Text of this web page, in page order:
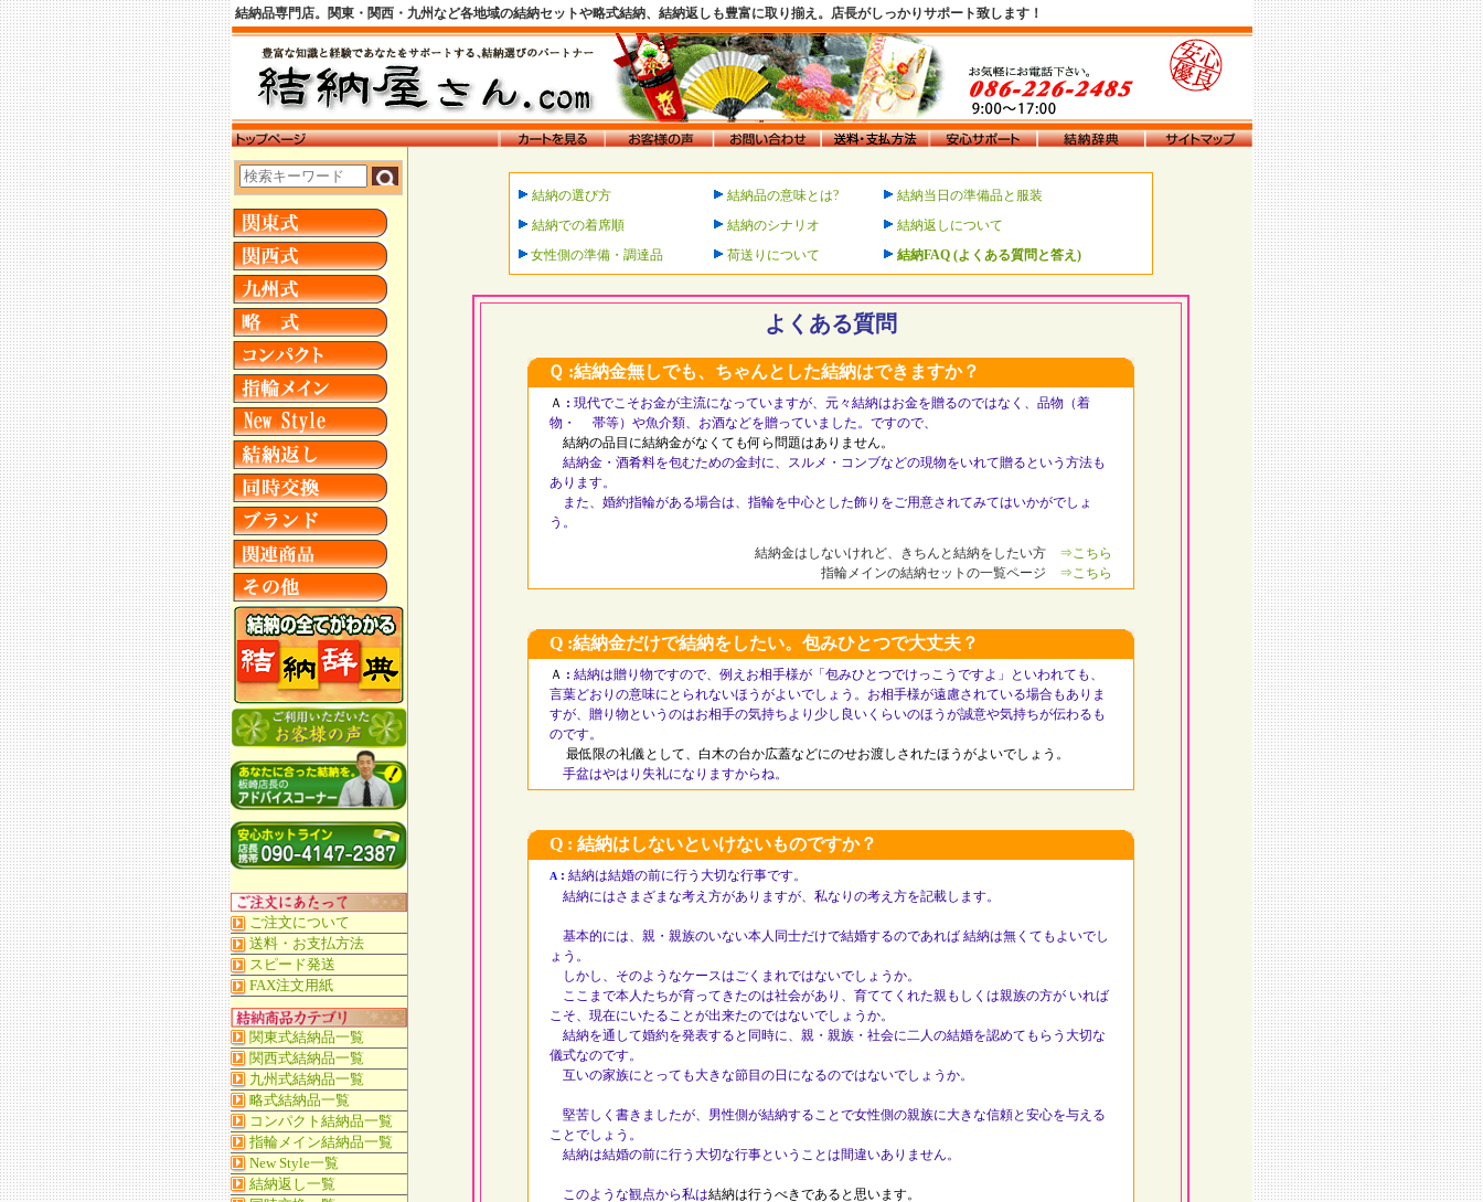
結納品専門店。関東・関西・九州など各地域の結納セットや略式結納、結納返しも豊富に取り揃え。店長がしっかりサポート致します！
結納の選び方 結納品の意味とは?
結納当日の準備品と服装
結納での着席順
結納のシナリオ
結納返しについて
女性側の準備・調達品
荷送りについて 結納FAQ (よくある質問と答え)
よくある質問
Ｑ :結納金無しでも、ちゃんとした結納はできますか？
Ａ : 現代でこそお金が主流になっていますが、元々結納はお金を贈るのではなく、品物（着
物・ 帯等）や魚介類、お酒などを贈っていました。ですので、
結納の品目に結納金がなくても何ら問題はありません。
結納金・酒肴料を包むための金封に、スルメ・コンブなどの現物をいれて贈るという方法も
あります。
また、婚約指輪がある場合は、指輪を中心とした飾りをご用意されてみてはいかがでしょ
う。
結納金はしないけれど、きちんと結納をしたい方
⇒こちら
指輪メインの結納セットの一覧ページ
⇒こちら
Q :結納金だけで結納をしたい。包みひとつで大丈夫？
Ａ : 結納は贈り物ですので、例えお相手様が「包みひとつでけっこうですよ」といわれても、
言葉どおりの意味にとられないほうがよいでしょう。お相手様が遠慮されている場合もありま
すが、贈り物というのはお相手の気持ちより少し良いくらいのほうが誠意や気持ちが伝わるも
のです。
最低限の礼儀として、白木の台か広蓋などにのせお渡しされたほうがよいでしょう。
手盆はやはり失礼になりますからね。
Q : 結納はしないといけないものですか？
A: 結納は結婚の前に行う大切な行事です。
結納にはさまざまな考え方がありますが、私なりの考え方を記載します。
基本的には、親・親族のいない本人同士だけで結婚するのであれば 結納は無くてもよいでし
ょう。
しかし、そのようなケースはごくまれではないでしょうか。
ここまで本人たちが育ってきたのは社会があり、育ててくれた親もしくは親族の方が いれば
こそ、現在にいたることが出来たのではないでしょうか。
結納を通して婚約を発表すると同時に、親・親族・社会に二人の結婚を認めてもらう大切な
儀式なのです。
互いの家族にとっても大きな節目の日になるのではないでしょうか。
堅苦しく書きましたが、男性側が結納することで女性側の親族に大きな信頼と安心を与える
ことでしょう。
結納は結婚の前に行う大切な行事ということは間違いありません。
このような観点から私は結納は行うべきであると思います。